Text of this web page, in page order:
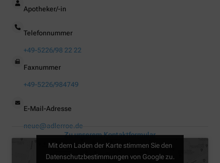
Apotheker/-in
Telefonnummer
+49-5226/98 22 22
Faxnummer
+49-5226/984749
E-Mail-Adresse
neue@adlerroe.de
Zu unserem Kontaktformular
Mit dem Laden der Karte stimmen Sie den
Datenschutzbestimmungen von Google zu.